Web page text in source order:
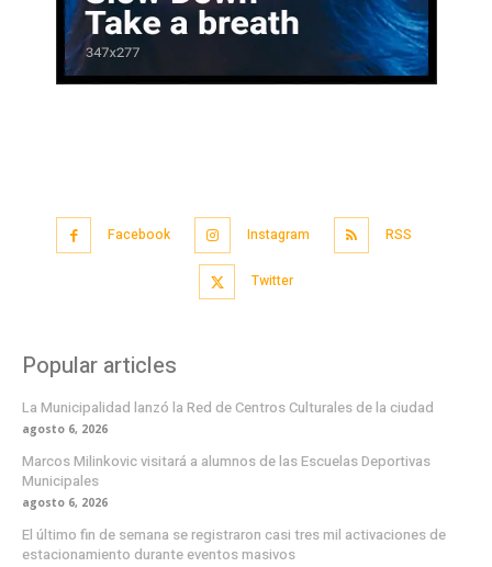
Facebook Instagram RSS
Twitter
Popular articles
La Municipalidad lanzó la Red de Centros Culturales de la ciudad
agosto 6, 2026
Marcos Milinkovic visitará a alumnos de las Escuelas Deportivas
Municipales
agosto 6, 2026
El último fin de semana se registraron casi tres mil activaciones de
estacionamiento durante eventos masivos